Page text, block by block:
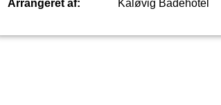
Arrangeret af: Kaløvig Badehotel